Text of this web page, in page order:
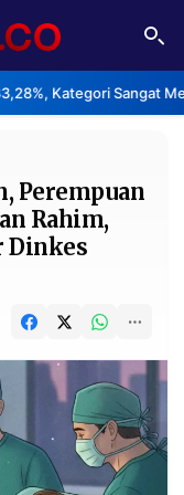
Sangat Memuaskan.
Perempuan
Rahim,
Dinkes